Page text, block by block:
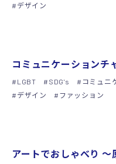
デザイン
コミュニケーションチ
LGBT SDG's コミュニ
デザイン
ファッション
アートでおしゃべり